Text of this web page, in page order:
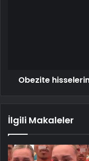
Obezite
İlgili Makaleler